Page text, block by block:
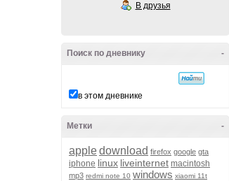
В друзья
-
Поиск по дневнику
в этом дневнике
-
Метки
appledownload firefox google gta
iphone linux liveinternet macintosh
mp3 redmi note 10 windows xiaomi 11t